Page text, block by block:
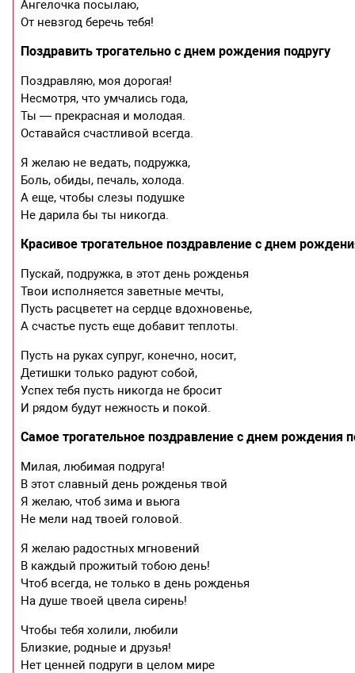
Ангелочка посылаю,
От невзгод беречь тебя!
Поздравить трогательно с днем рождения подругу
Поздравляю, моя дорогая!
Несмотря, что умчались года,
Ты — прекрасная и молодая.
Оставайся счастливой всегда.
Я желаю не ведать, подружка,
Боль, обиды, печаль, холода.
А еще, чтобы слезы подушке
Не дарила бы ты никогда.
Красивое трогательное поздравление с днем
Пускай, подружка, в этот день рожденья
Твои исполняется заветные мечты,
Пусть расцветет на сердце вдохновенье,
А счастье пусть еще добавит теплоты.
Пусть на руках супруг, конечно, носит,
Детишки только радуют собой,
Успех тебя пусть никогда не бросит
И рядом будут нежность и покой.
Самое трогательное поздравление с днем рождения
Милая, любимая подруга!
В этот славный день рожденья твой
Я желаю, чтоб зима и вьюга
Не мели над твоей головой.
Я желаю радостных мгновений
В каждый прожитый тобою день!
Чтоб всегда, не только в день рожденья
На душе твоей цвела сирень!
Чтобы тебя холили, любили
Близкие, родные и друзья!
Нет ценней подруги в целом мире